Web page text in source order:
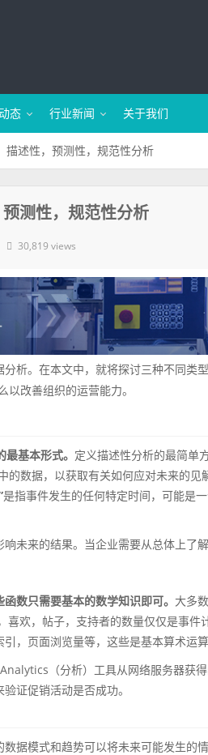
态 行业新闻 关于我们
描述性，预测性，规范性分析
测性，规范性分析
30,819 views
析。在本文中，就将探讨三种不同类
改善组织的运营能力。
基本形式。 定义描述性分析的最简单
的数据，以获取有关如何应对未来的见
是指事件发生的任何特定时间，可能是
未来的结果。当企业需要从总体上了
数只需要基本的数学知识即可。 大多
欢，帖子，支持者的数量仅仅是事件
，页面浏览量等，这些是基本算术运算
（分析）工具从网络服务器获
证促销活动是否成功。
据模式和趋势可以将未来可能发生的